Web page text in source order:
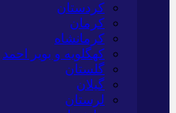
کردستان
کرمان
کرمانشاه
کهگلویه و بویر احمد
گلستان
گیلان
لرستان